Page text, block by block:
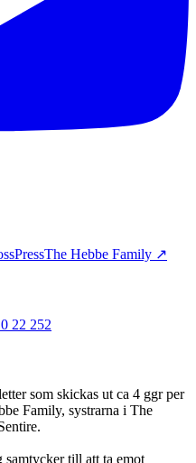
PressThe Hebbe Family ↗
22 252
som skickas ut ca 4 ggr per
Family, systrarna i The
samtycker till att ta emot